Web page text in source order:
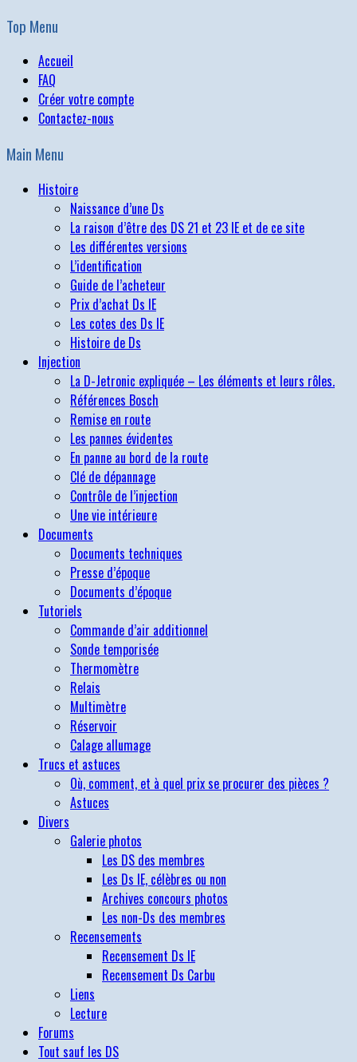
Top Menu
Accueil
FAQ
Créer votre compte
Contactez-nous
Main Menu
Histoire
Naissance d’une Ds
La raison d’être des DS 21 et 23 IE et de ce site
Les différentes versions
L’identification
Guide de l’acheteur
Prix d’achat Ds IE
Les cotes des Ds IE
Histoire de Ds
Injection
La D-Jetronic expliquée – Les éléments et leurs rôles.
Références Bosch
Remise en route
Les pannes évidentes
En panne au bord de la route
Clé de dépannage
Contrôle de l’injection
Une vie intérieure
Documents
Documents techniques
Presse d’époque
Documents d’époque
Tutoriels
Commande d’air additionnel
Sonde temporisée
Thermomètre
Relais
Multimètre
Réservoir
Calage allumage
Trucs et astuces
Où, comment, et à quel prix se procurer des pièces ?
Astuces
Divers
Galerie photos
Les DS des membres
Les Ds IE, célèbres ou non
Archives concours photos
Les non-Ds des membres
Recensements
Recensement Ds IE
Recensement Ds Carbu
Liens
Lecture
Forums
Tout sauf les DS